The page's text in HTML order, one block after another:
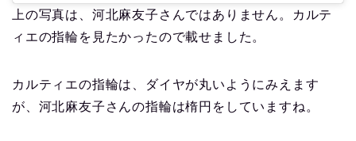
上の写真は、河北麻友子さんではありません。カルテ
ィエの指輪を見たかったので載せました。
カルティエの指輪は、ダイヤが丸いようにみえます
が、河北麻友子さんの指輪は楕円をしていますね。